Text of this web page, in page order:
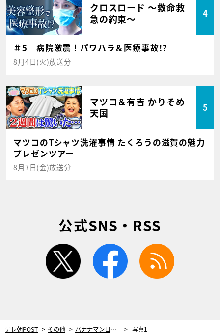
クロスロード ～救命救
急の約束～
4
＃5 病院激震！パワハラ＆医療事故!?
8月4日(火)放送分
マツコ＆有吉 かりそめ
天国
5
マツコのTシャツ洗濯事情 たくろうの滋賀の魅力
プレゼンツアー
8月7日(金)放送分
公式SNS・RSS
twitter facebook
テレ朝POST その他 バナナマン日村、ウォーキング番組ロケ中に木梨憲武とまさかの遭遇！ 写真1